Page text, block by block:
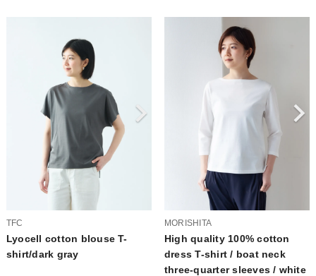
TFC
Lyocell cotton blouse T-
shirt/dark gray
MORISHITA
High quality 100% cotton
dress T-shirt / boat neck
three-quarter sleeves / white